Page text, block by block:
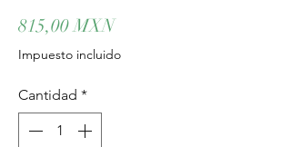
815,00 MXNPrecio
Impuesto incluido
Cantidad *